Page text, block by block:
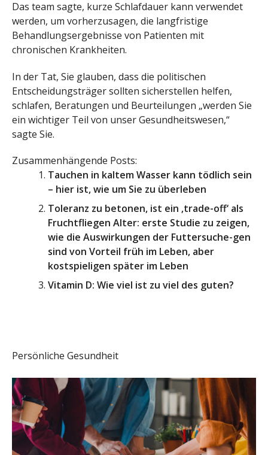
Das team sagte, kurze Schlafdauer kann verwendet
werden, um vorherzusagen, die langfristige
Behandlungsergebnisse von Patienten mit
chronischen Krankheiten.
In der Tat, Sie glauben, dass die politischen
Entscheidungsträger sollten sicherstellen helfen,
schlafen, Beratungen und Beurteilungen „werden Sie
ein wichtiger Teil von unser Gesundheitswesen,“
sagte Sie.
Zusammenhängende Posts:
Tauchen in kaltem Wasser kann tödlich sein
– hier ist, wie um Sie zu überleben
Toleranz zu betonen, ist ein ‚trade-off‘ als
Fruchtfliegen Alter: erste Studie zu zeigen,
wie die Auswirkungen der Futtersuche-gen
sind von Vorteil früh im Leben, aber
kostspieligen später im Leben
Vitamin D: Wie viel ist zu viel des guten?
Persönliche Gesundheit